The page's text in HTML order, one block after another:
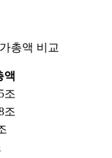
총액 비교
액
조
조